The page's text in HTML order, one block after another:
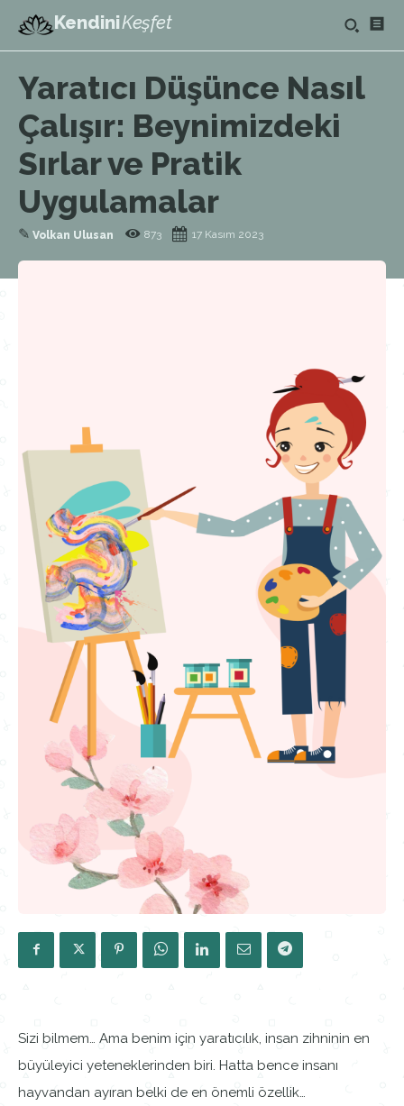
KendiniKeşfet
Yaratıcı Düşünce Nasıl
Çalışır: Beynimizdeki
Sırlar ve Pratik
Uygulamalar
✎ Volkan Ulusan 873 17 Kasım 2023
Sizi bilmem… Ama benim için yaratıcılık, insan zihninin en
büyüleyici yeteneklerinden biri. Hatta bence insanı
hayvandan ayıran belki de en önemli özellik…